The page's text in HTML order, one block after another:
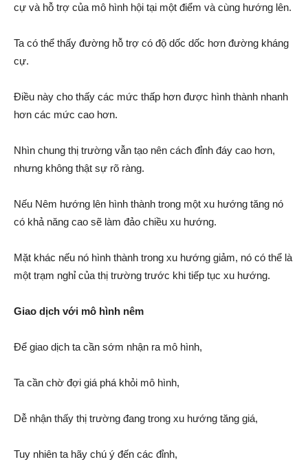
cự và hỗ trợ của mô hình hội tại một điểm và cùng hướng lên.
Ta có thể thấy đường hỗ trợ có độ dốc dốc hơn đường kháng
cự.
Điều này cho thấy các mức thấp hơn được hình thành nhanh
hơn các mức cao hơn.
Nhìn chung thị trường vẫn tạo nên cách đỉnh đáy cao hơn,
nhưng không thật sự rõ ràng.
Nếu Nêm hướng lên hình thành trong một xu hướng tăng nó
có khả năng cao sẽ làm đảo chiều xu hướng.
Mặt khác nếu nó hình thành trong xu hướng giảm, nó có thể là
một trạm nghỉ của thị trường trước khi tiếp tục xu hướng.
Giao dịch với mô hình nêm
Để giao dịch ta cần sớm nhận ra mô hình,
Ta cần chờ đợi giá phá khỏi mô hình,
Dễ nhận thấy thị trường đang trong xu hướng tăng giá,
Tuy nhiên ta hãy chú ý đến các đỉnh,